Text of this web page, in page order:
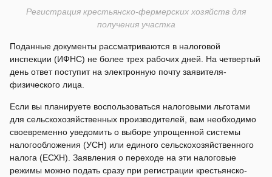
Регистрация крестьянско-фермерских хозяйств для
получения участка
Поданные документы рассматриваются в налоговой
инспекции (ИФНС) не более трех рабочих дней. На четвертый
день ответ поступит на электронную почту заявителя-
физического лица.
Если вы планируете воспользоваться налоговыми льготами
для сельскохозяйственных производителей, вам необходимо
своевременно уведомить о выборе упрощенной системы
налогообложения (УСН) или единого сельскохозяйственного
налога (ЕСХН). Заявления о переходе на эти налоговые
режимы можно подать сразу при регистрации крестьянско-